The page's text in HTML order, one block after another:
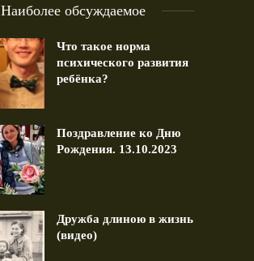
Наиболее обсуждаемое
Что такое норма
психического развития
ребёнка?
Поздравление ко Дню
Рождения. 13.10.2023
Дружба длиною в жизнь
(видео)